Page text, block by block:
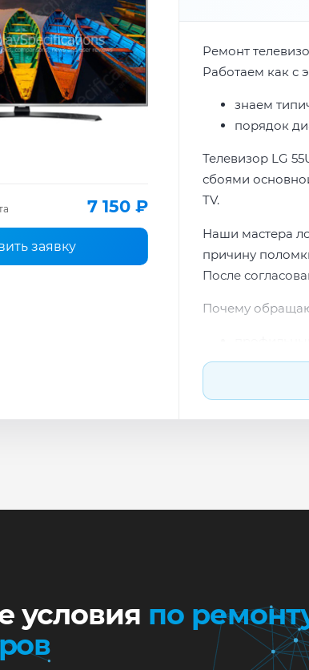
7 150 ₽
заявку
Ремонт
Работаем как с
знаем
порядок
Телевизор LG
сбоями
TV.
Наши мастера
причину
После
Почему
опыт по
подбор
Оставьте
условия по